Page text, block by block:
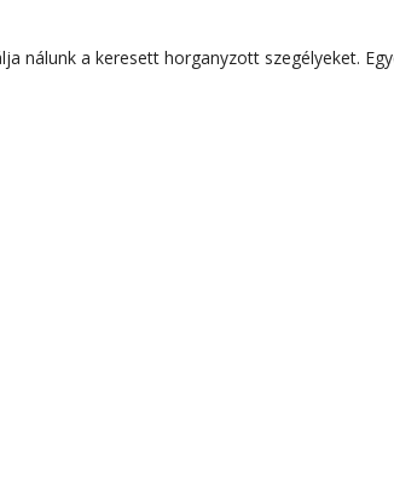
nálunk a keresett horganyzott szegélyeket.